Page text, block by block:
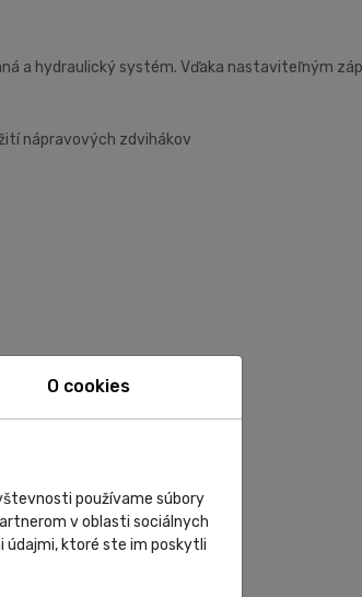
a hydraulický systém. Vďaka nastaviteľným
nápravových zdvihákov
O cookies
používame súbory
v oblasti sociálnych
údajmi, ktoré ste im poskytli